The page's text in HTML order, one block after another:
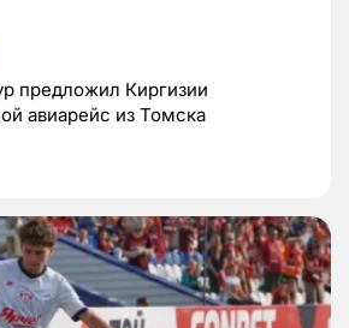
предложил Киргизии
авиарейс из Томска